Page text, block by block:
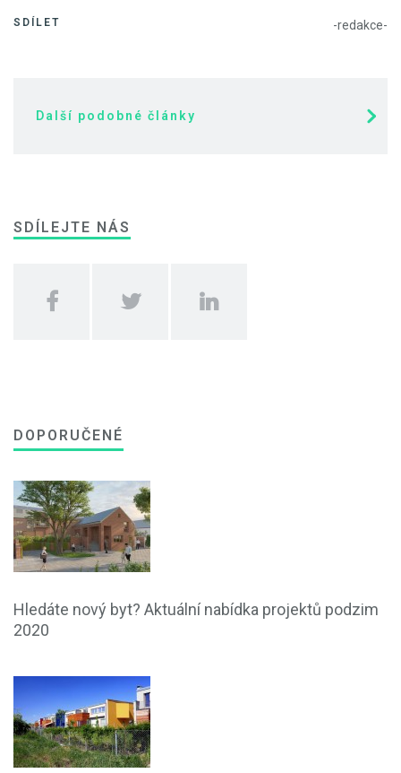
-redakce-
SDÍLET
Další podobné články
SDÍLEJTE NÁS
DOPORUČENÉ
Hledáte nový byt? Aktuální nabídka projektů podzim
2020